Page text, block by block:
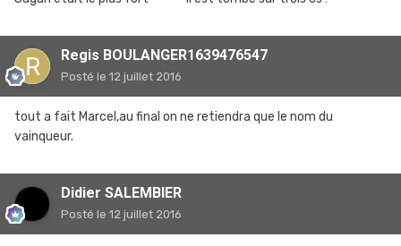
Regis BOULANGER1639476547
Posté le 12 juillet 2016
tout a fait Marcel,au final on ne retiendra que le nom du
vainqueur.
Didier SALEMBIER
Posté le 12 juillet 2016